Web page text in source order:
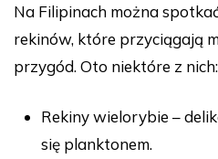
Na Filipinach można
rekinów, które przyciągają
przygód. Oto niektóre z nich:
Rekiny wielorybie –
się planktonem.